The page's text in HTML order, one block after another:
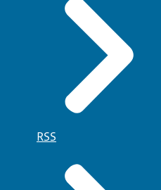
RSS